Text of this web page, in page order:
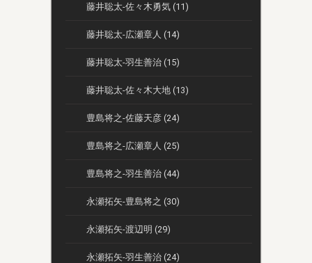
藤井聡太-佐々木勇気 (11)
藤井聡太-広瀬章人 (14)
藤井聡太-羽生善治 (15)
藤井聡太-佐々木大地 (13)
豊島将之-佐藤天彦 (24)
豊島将之-広瀬章人 (25)
豊島将之-羽生善治 (44)
永瀬拓矢-豊島将之 (30)
永瀬拓矢-渡辺明 (29)
永瀬拓矢-羽生善治 (24)